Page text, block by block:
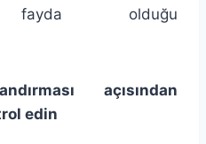
fayda olduğu
açısından
edin